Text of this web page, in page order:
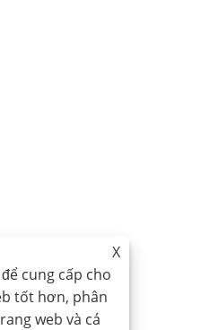
X
cung cấp cho
tốt hơn, phân
web và cá